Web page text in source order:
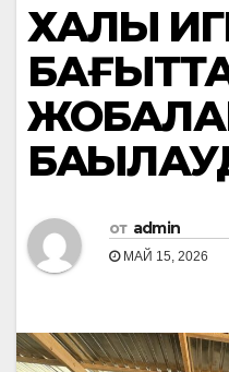
ХАЛЫҚ
от admin
МАЙ 15, 2026